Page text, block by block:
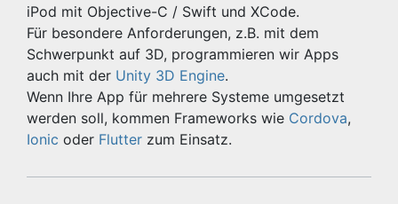
iPod mit Objective-C / Swift und XCode.
Für besondere Anforderungen, z.B. mit dem
Schwerpunkt auf 3D, programmieren wir Apps
auch mit der Unity 3D Engine.
Wenn Ihre App für mehrere Systeme umgesetzt
werden soll, kommen Frameworks wie Cordova,
Ionic oder Flutter zum Einsatz.